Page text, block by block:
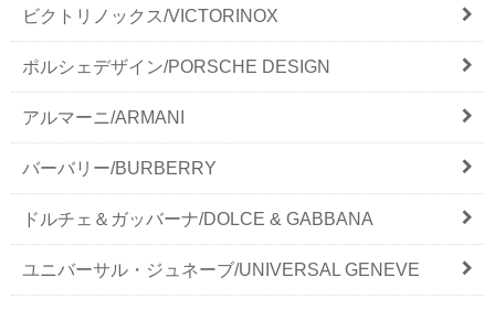
ビクトリノックス/VICTORINOX
ポルシェデザイン/PORSCHE DESIGN
アルマーニ/ARMANI
バーバリー/BURBERRY
ドルチェ＆ガッバーナ/DOLCE & GABBANA
ユニバーサル・ジュネーブ/UNIVERSAL GENEVE